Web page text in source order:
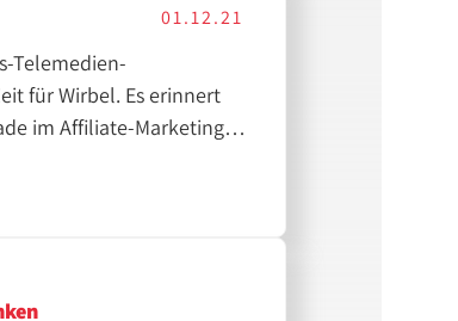
01.12.21
Telemedien-
für Wirbel. Es erinnert
im Affiliate-Marketing
werden um weiterhin
Analyse funktioniert